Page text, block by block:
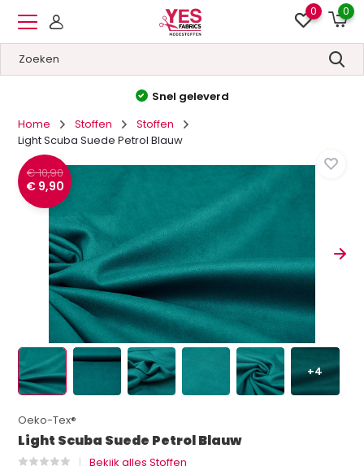
0 0
Hoge kwaliteit&Lage prijzen
Home
Stoffen
Stoffen
Light Scuba Suede Petrol Blauw
€ 10,90
€ 9,90
+4
Oeko-Tex®
Light Scuba Suede Petrol Blauw
Bekijk alles Stoffen